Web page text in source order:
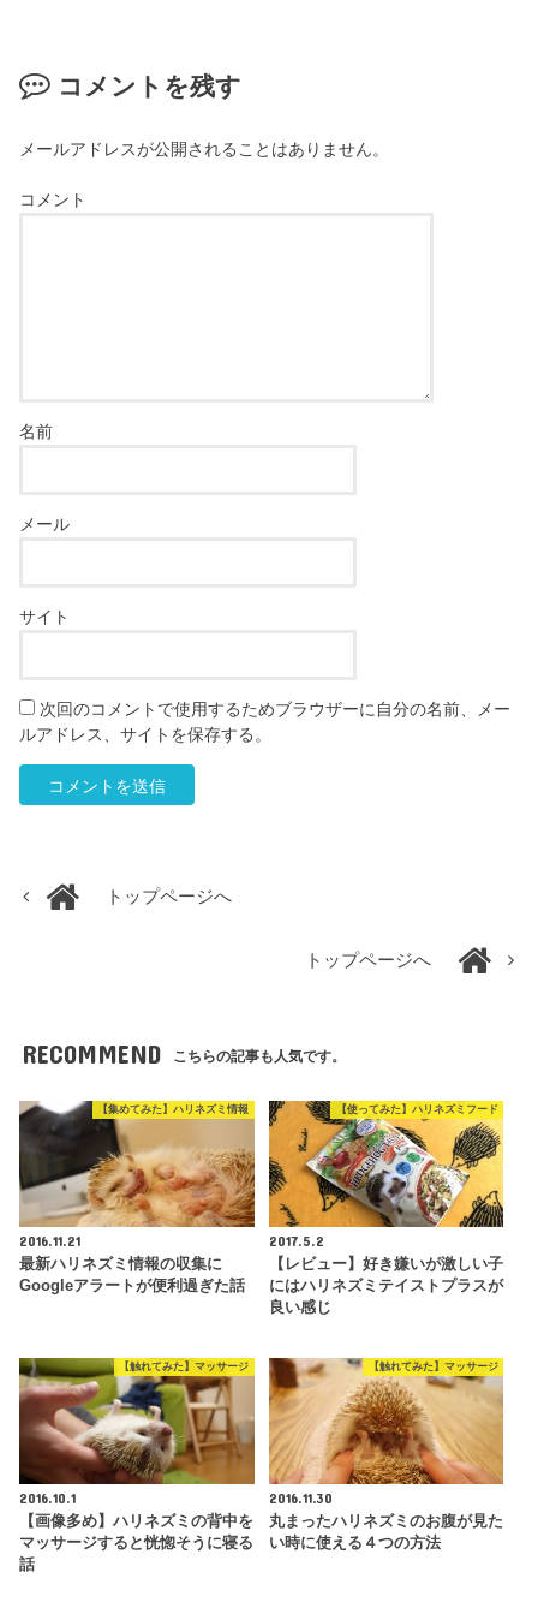
コメントを残す
メールアドレスが公開されることはありません。
コメント
名前
メール
サイト
次回のコメントで使用するためブラウザーに自分の名前、メー
ルアドレス、サイトを保存する。
トップページへ
トップページへ
RECOMMEND こちらの記事も人気です。
【集めてみた】ハリネズミ情報
2016.11.21
最新ハリネズミ情報の収集に
Googleアラートが便利過ぎた話
【使ってみた】ハリネズミフード
2017.5.2
【レビュー】好き嫌いが激しい子
にはハリネズミテイストプラスが
良い感じ
【触れてみた】マッサージ
2016.10.1
【画像多め】ハリネズミの背中を
マッサージすると恍惚そうに寝る
話
【触れてみた】マッサージ
2016.11.30
丸まったハリネズミのお腹が見た
い時に使える４つの方法